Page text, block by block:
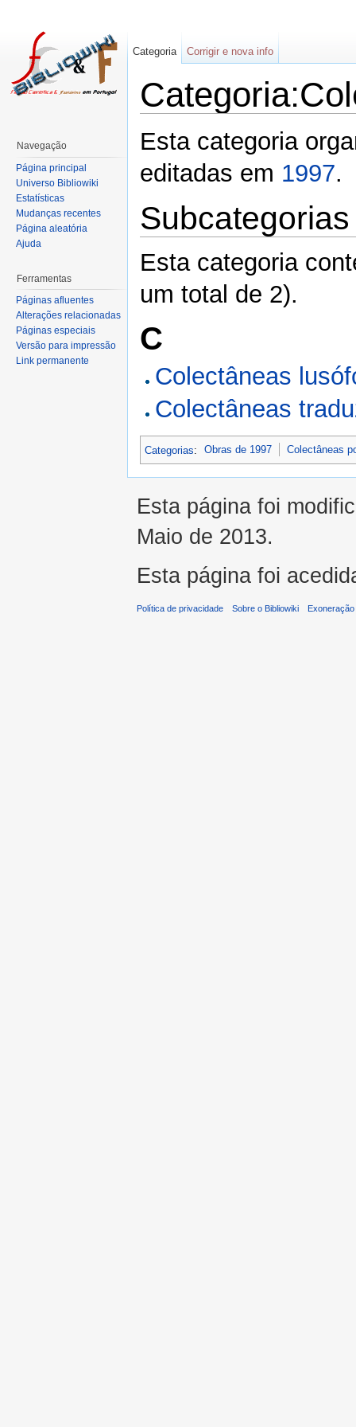
Esta categoria
editadas em 1997.
Subcategorias
Esta categoria
um total de 2).
C
Colectâneas
Colectâneas
Categorias: Obras de 1997 Colectâneas
Categoria Corrigir e nova info
Navegação
Página principal
Universo Bibliowiki
Estatísticas
Mudanças recentes
Página aleatória
Ajuda
Ferramentas
Páginas afluentes
Alterações relacionadas
Páginas especiais
Versão para impressão
Link permanente
Esta página foi
Maio de 2013.
Esta página foi
Política de privacidade Sobre o Bibliowiki